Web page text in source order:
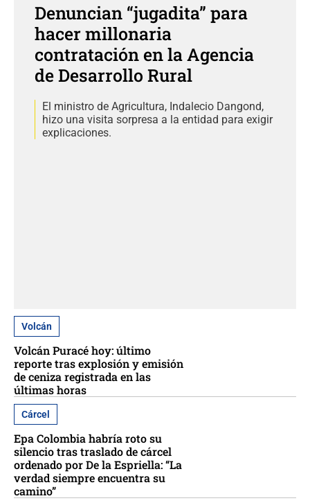
Denuncian “jugadita” para
hacer millonaria
contratación en la Agencia
de Desarrollo Rural
El ministro de Agricultura, Indalecio Dangond,
hizo una visita sorpresa a la entidad para exigir
explicaciones.
Volcán
Volcán Puracé hoy: último
reporte tras explosión y emisión
de ceniza registrada en las
últimas horas
Cárcel
Epa Colombia habría roto su
silencio tras traslado de cárcel
ordenado por De la Espriella: “La
verdad siempre encuentra su
camino”